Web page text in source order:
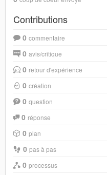
Contributions
0 commentaire
0 avis/critique
0 retour d'expérience
0 création
0 question
0 réponse
0 plan
0 pas à pas
0 processus